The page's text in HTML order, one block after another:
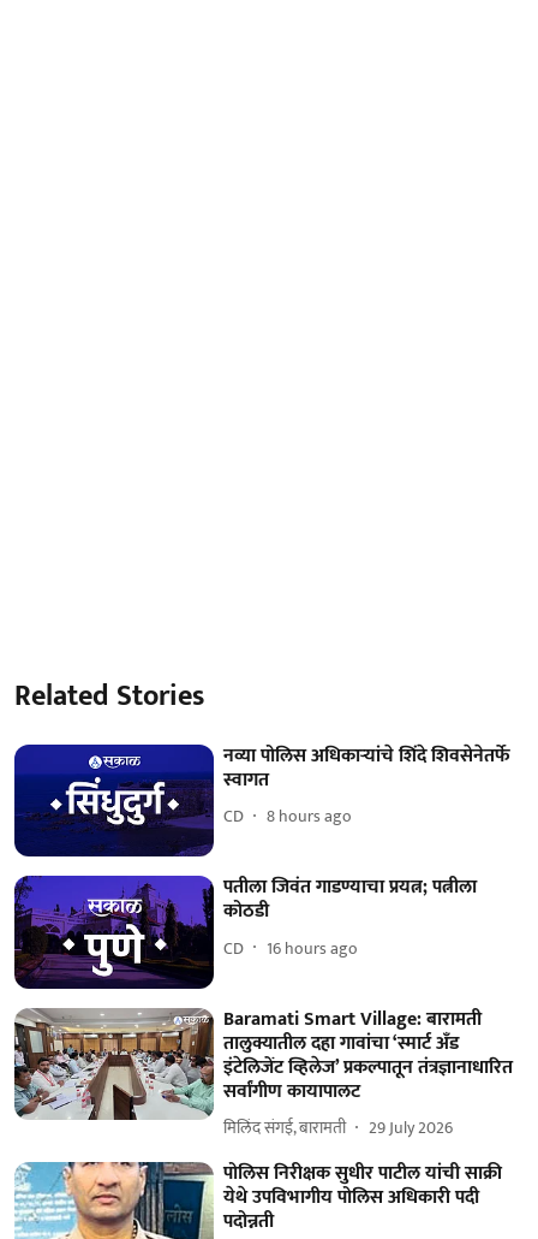
Related Stories
नव्या पोलिस अधिकाऱ्यांचे शिंदे शिवसेनेतर्फे
स्वागत
CD 8 hours ago
पतीला जिवंत गाडण्याचा प्रयत्न; पत्नीला
कोठडी
CD 16 hours ago
Baramati Smart Village: बारामती
तालुक्यातील दहा गावांचा ‘स्मार्ट अँड
इंटेलिजेंट व्हिलेज’ प्रकल्पातून तंत्रज्ञानाधारित
सर्वांगीण कायापालट
मिलिंद संगई, बारामती 29 July 2026
पोलिस निरीक्षक सुधीर पाटील यांची साक्री
येथे उपविभागीय पोलिस अधिकारी पदी
पदोन्नती